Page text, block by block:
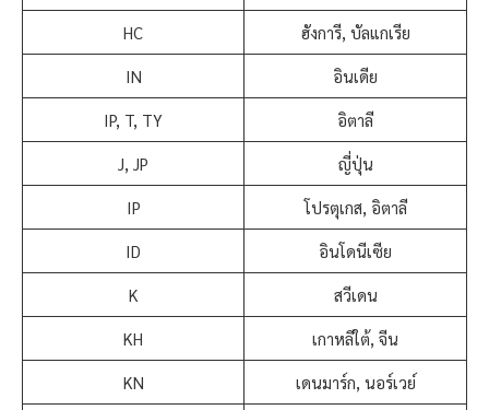
HC ฮังการี, บัลแกเรีย
IN อินเดีย
IP, T, TY อิตาลี
J, JP ญี่ปุ่น
IP โปรตุเกส, อิตาลี
ID อินโดนีเซีย
K สวีเดน
KH เกาหลีใต้, จีน
KN เดนมาร์ก, นอร์เวย์